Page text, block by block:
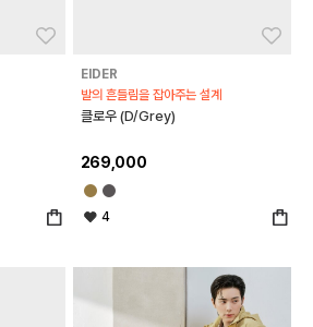
EIDER
발의 흔들림을 잡아주는 설계
클로우 (D/Grey)
269,000
4